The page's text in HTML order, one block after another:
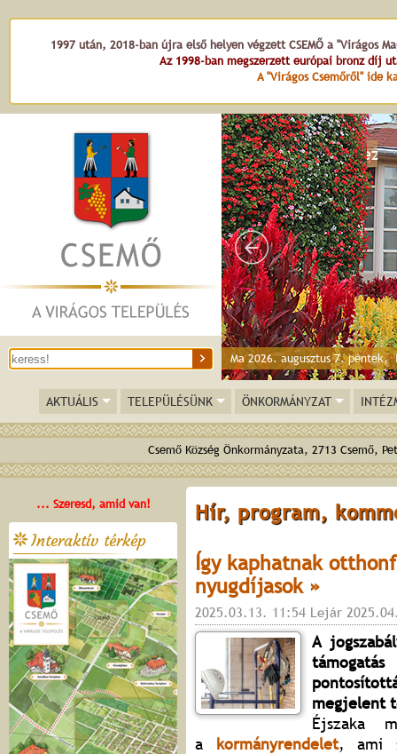
1997 után, 2018-ban újra első helyen végzett CSEMŐ a "Virágos
Az 1998-ban megszerzett európai bronz díj
A "Virágos Csemőről" ide
Ma 2026. augusztus 7. péntek,
Hét
AKTUÁLIS TELEPÜLÉSÜNK ÖNKORMÁNYZAT
Csemő Község Önkormányzata, 2713
... Szeresd, amid van!
Interaktív térkép
Hír, program,
Így kaphatnak
nyugdíjasok »
2025.03.13. 11:54 Lejár
A
megjelent
Éjszaka
a kormányrendelet, ami